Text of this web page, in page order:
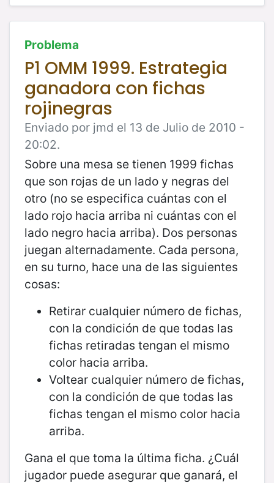
Problema
P1 OMM 1999. Estrategia
ganadora con fichas
rojinegras
Enviado por jmd el 13 de Julio de 2010 -
20:02.
Sobre una mesa se tienen 1999 fichas
que son rojas de un lado y negras del
otro (no se especifica cuántas con el
lado rojo hacia arriba ni cuántas con el
lado negro hacia arriba). Dos personas
juegan alternadamente. Cada persona,
en su turno, hace una de las siguientes
cosas:
Retirar cualquier número de fichas,
con la condición de que todas las
fichas retiradas tengan el mismo
color hacia arriba.
Voltear cualquier número de fichas,
con la condición de que todas las
fichas tengan el mismo color hacia
arriba.
Gana el que toma la última ficha. ¿Cuál
jugador puede asegurar que ganará, el